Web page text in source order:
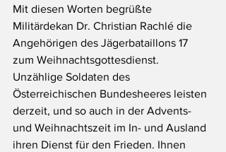
Mit diesen Worten begrüßte
Militärdekan Dr. Christian Rachlé die
Angehörigen des Jägerbataillons 17
zum Weihnachtsgottesdienst.
Unzählige Soldaten des
Österreichischen Bundesheeres leisten
derzeit, und so auch in der Advents-
und Weihnachtszeit im In- und Ausland
ihren Dienst für den Frieden. Ihnen